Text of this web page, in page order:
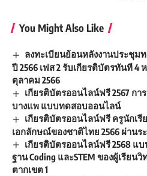
You Might Also Like
ลงทะเบียนย้อนหลังงานประชุม
ปี 2566 เฟส 2 รับเกียรติบัตรทันที 4
ตุลาคม 2566
เกียรติบัตรออนไลน์ฟรี 2567 ก
บางแพ แบบทดสอบออนไลน์
เกียรติบัตรออนไลน์ฟรี ครูนักเ
เอกลักษณ์ของชาติไทย 2566 ผ่านร
เกียรติบัตรออนไลน์ฟรี 2568
ฐาน Coding และSTEM ของผู้เรียน
ตากเขต 1